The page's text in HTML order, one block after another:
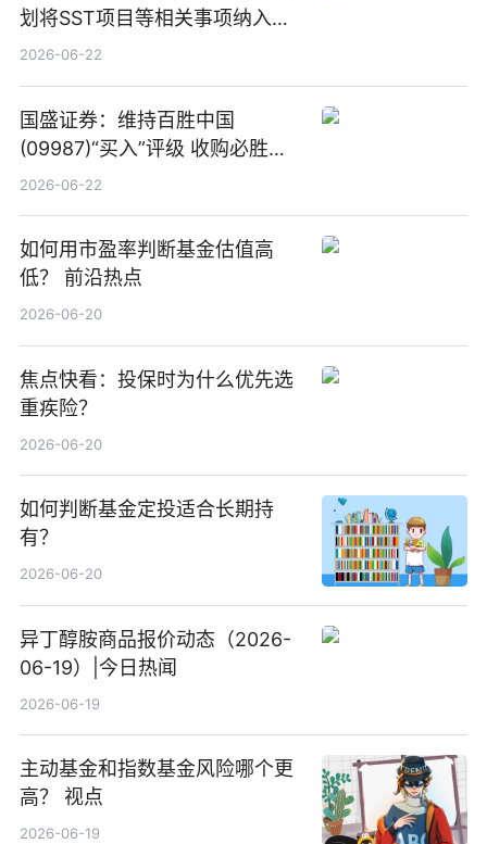
划将SST项目等相关事项纳入专
项业务发展考核指标
2026-06-22
国盛证券：维持百胜中国
(09987)“买入”评级 收购必胜客
中国增厚利润加速成长 信息
2026-06-22
如何用市盈率判断基金估值高
低？ 前沿热点
2026-06-20
焦点快看：投保时为什么优先选
重疾险？
2026-06-20
如何判断基金定投适合长期持
有？
2026-06-20
异丁醇胺商品报价动态（2026-
06-19）|今日热闻
2026-06-19
主动基金和指数基金风险哪个更
高？ 视点
2026-06-19